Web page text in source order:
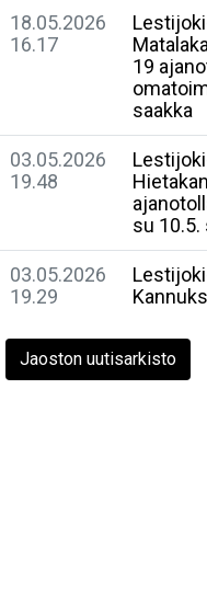
18.05.2026
16.17
19
saakka
03.05.2026
19.48
su 10.5.
03.05.2026
19.29
Jaoston uutisarkisto